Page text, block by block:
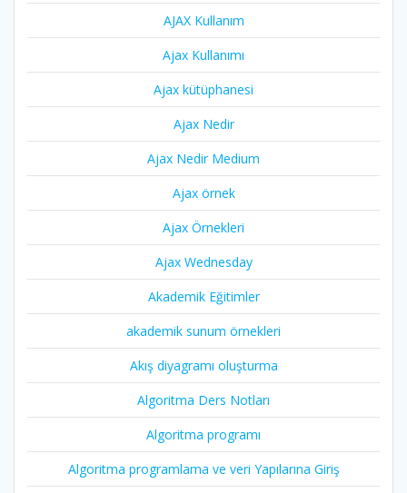
AJAX Kullanım
Ajax Kullanımı
Ajax kütüphanesi
Ajax Nedir
Ajax Nedir Medium
Ajax örnek
Ajax Örnekleri
Ajax Wednesday
Akademik Eğitimler
akademik sunum örnekleri
Akış diyagramı oluşturma
Algoritma Ders Notları
Algoritma programı
Algoritma programlama ve veri Yapılarına Giriş